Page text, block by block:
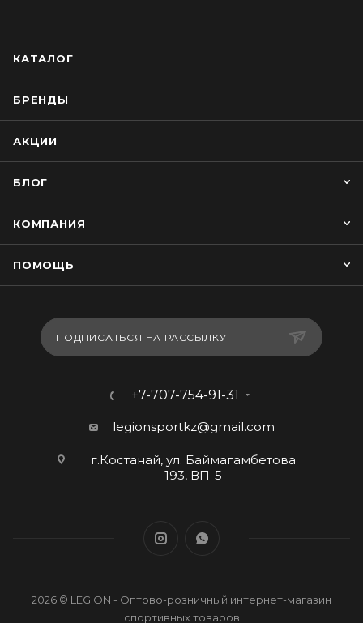
КАТАЛОГ
БРЕНДЫ
АКЦИИ
БЛОГ
КОМПАНИЯ
ПОМОЩЬ
ПОДПИСАТЬСЯ НА РАССЫЛКУ
+7-707-754-91-31
legionsportkz@gmail.com
г.Костанай, ул. Баймагамбетова
193, ВП-5
2026 © LEGION - Оптово-розничный интернет-магазин
спортивных товаров